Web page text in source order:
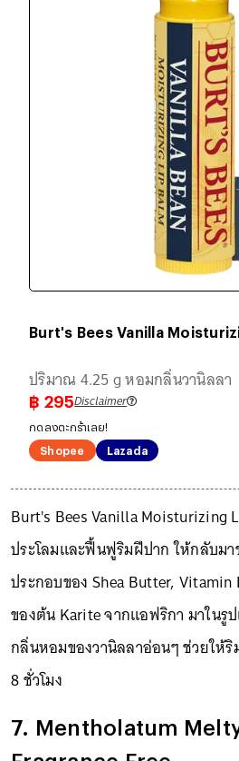
Burt's Bees Vanilla
ปริมาณ 4.25 g หอมกลิ่นวานิลลา
฿ 295Disclaimer
กดลงตะกร้าเลย!
Shopee
Lazada
Burt's Bees Vanilla Moisturizing
ประโลมและฟื้นฟูริมฝีปาก ให้กลับม
ประกอบของ Shea Butter,
ของต้น Karite จากแอฟริกา มาในรู
กลิ่นหอมของวานิลลาอ่อนๆ ช่วยให้
8 ชั่วโมง
7. Mentholatum